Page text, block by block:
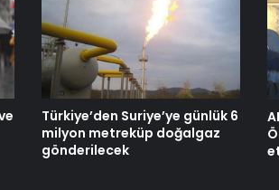
Türkiye’den Suriye’ye günlük 6
milyon metreküp doğalgaz
gönderilecek